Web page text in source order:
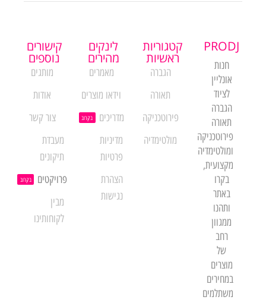
PRODJ
חנות
אונליין
לציוד
הגברה
תאורה
פירוטכניקה
ומולטימדיה
מקצועית,
בקרו
באתר
ותהנו
ממגוון
רחב
של
מוצרים
במחירים
משתלמים
קטגוריות
ראשיות
הגברה
תאורה
פירוטכניקה
מולטימדיה
לינקים
מהירים
מאמרים
וידאו מוצרים
מדריכים
בקרוב
מדיניות
פרטיות
הצהרת
נגישות
קישורים
נוספים
מותגים
אודות
צור קשר
מעבדת
תיקונים
פרויקטים
בקרוב
מבין
לקוחותינו